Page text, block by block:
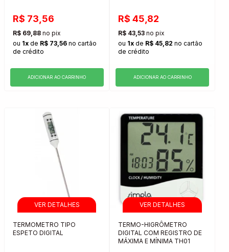
R$ 73,56
R$ 69,88 no pix
ou 1x de R$ 73,56 no cartão
de crédito
ADICIONAR AO CARRINHO
R$ 45,82
R$ 43,53 no pix
ou 1x de R$ 45,82 no cartão
de crédito
ADICIONAR AO CARRINHO
TERMOMETRO TIPO
ESPETO DIGITAL
TERMO-HIGRÔMETRO
DIGITAL COM REGISTRO DE
MÁXIMA E MÍNIMA TH01